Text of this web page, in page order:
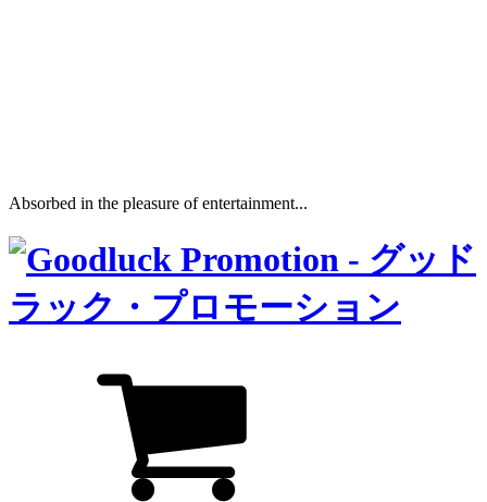
Absorbed in the pleasure of entertainment...